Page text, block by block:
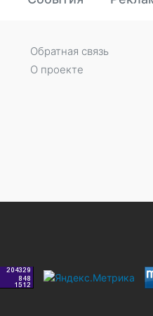
Обратная связь
О проекте